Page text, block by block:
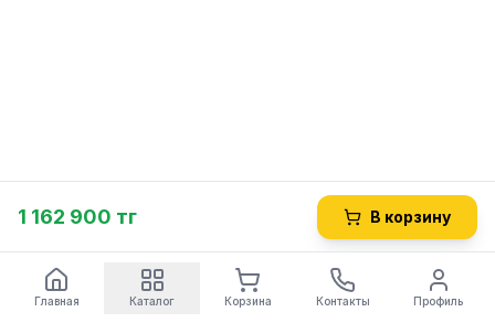
1 162 900 тг В корзину
Главная Каталог Корзина Контакты Профиль